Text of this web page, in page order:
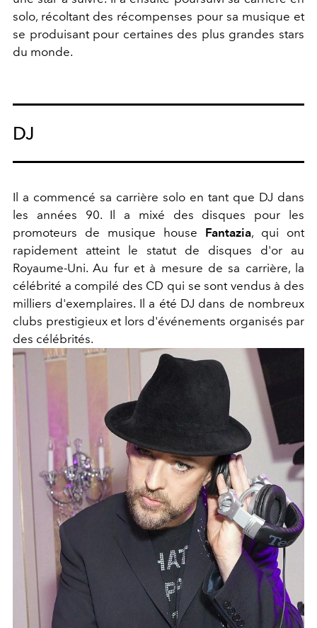
solo, récoltant des récompenses pour sa musique et
se produisant pour certaines des plus grandes stars
du monde.
DJ
Il a commencé sa carrière solo en tant que DJ dans
les années 90. Il a mixé des disques pour les
promoteurs de musique house Fantazia, qui ont
rapidement atteint le statut de disques d'or au
Royaume-Uni. Au fur et à mesure de sa carrière, la
célébrité a compilé des CD qui se sont vendus à des
milliers d'exemplaires. Il a été DJ dans de nombreux
clubs prestigieux et lors d'événements organisés par
des célébrités.